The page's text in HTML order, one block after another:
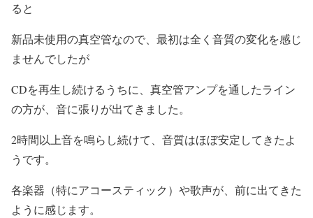
ると
新品未使用の真空管なので、最初は全く音質の変化を感じ
ませんでしたが
CDを再生し続けるうちに、真空管アンプを通したライン
の方が、音に張りが出てきました。
2時間以上音を鳴らし続けて、音質はほぼ安定してきたよ
うです。
各楽器（特にアコースティック）や歌声が、前に出てきた
ように感じます。